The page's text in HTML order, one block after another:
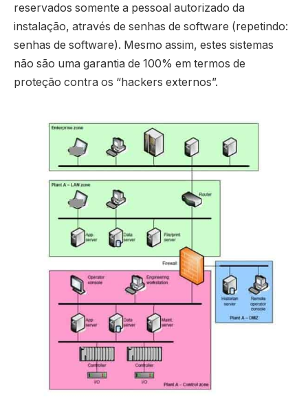
reservados somente a pessoal autorizado da
instalação, através de senhas de software (repetindo:
senhas de software). Mesmo assim, estes sistemas
não são uma garantia de 100% em termos de
proteção contra os “hackers externos”.